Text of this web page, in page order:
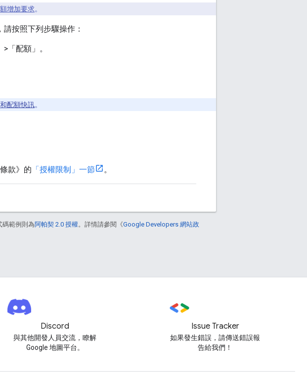
增加要求。
按照下列步驟操作：
「配額」 。
配額快訊。
款》的 「授權限制」一節 。
碼範例則為阿帕契 2.0 授權。詳情請參閱《Google Developers 網站政
Discord
與其他開發人員交流，瞭解
Google 地圖平台。
Issue Tracker
如果發生錯誤，請傳送錯誤報
告給我們！